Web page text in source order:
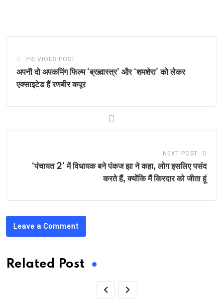
PREVIOUS POST
अपनी दो अपकमिंग फिल्म ‘ब्रह्मास्त्र’ और ‘शमशेरा’ को लेकर
एक्साइटेड हैं रणबीर कपूर
NEXT POST
‘पंचायत 2’ में विधायक बने पंकज झा ने कहा, लोग इसलिए पसंद
करते हैं, क्योंकि मैं किरदार को जीता हूं
Leave a Comment
Related Post